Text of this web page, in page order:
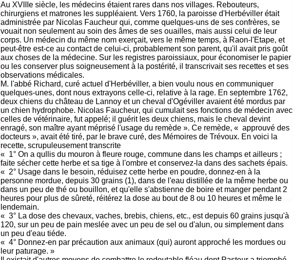
Au XVIIIe siècle, les médecins étaient rares dans nos villages. Rebouteurs,
chirurgiens et matrones les suppléaient. Vers 1760, la paroisse d'Herbéviller était
administrée par Nicolas Faucheur qui, comme quelques-uns de ses confrères, se
vouait non seulement au soin des âmes de ses ouailles, mais aussi celui de leur
corps. Un médecin du même nom exerçait, vers le même temps, à Raon-l'Etape, et
peut-être est-ce au contact de celui-ci, probablement son parent, qu'il avait pris goût
aux choses de la médecine. Sur les registres paroissiaux, pour économiser le papier
ou les conserver plus soigneusement à la postérité, il transcrivait ses recettes et ses
observations médicales.
M. l'abbé Richard, curé actuel d'Herbéviller, a bien voulu nous en communiquer
quelques-unes, dont nous extrayons celle-ci, relative à la rage. En septembre 1762,
deux chiens du château de Lannoy et un cheval d'Ogéviller avaient été mordus par
un chien hydrophobe. Nicolas Faucheur, qui cumulait ses fonctions de médecin avec
celles de vétérinaire, fut appelé; il guérit les deux chiens, mais le cheval devint
enragé, son maître ayant méprisé l'usage du remède ». Ce remède, « approuvé des
docteurs », avait été tiré, par le brave curé, des Mémoires de Trévoux. En voici la
recette, scrupuleusement transcrite
« 1° On a qullis du mouron à fleure rouge, commune dans les champs et ailleurs ;
faite sécher cette herbe et sa tige à l'ombre et conservez-la dans des sachets épais.
« 2° Usage dans le besoin, réduisez cette herbe en poudre, donnez-en à la
personne mordue, depuis 30 grains (1), dans de l'eau distillée de la même herbe ou
dans un peu de thé ou bouillon, et qu'elle s'abstienne de boire et manger pendant 2
heures pour plus de sûreté, réitérez la dose au bout de 8 ou 10 heures et même le
lendemain.
« 3° La dose des chevaux, vaches, brebis, chiens, etc., est depuis 60 grains jusqu'à
120, sur un peu de pain meslée avec un peu de sel ou d'alun, ou simplement dans
un peu d'eau tiéde.
« 4° Donnez-en par précaution aux animaux (qui) auront approché les mordues ou
leur paturage. »